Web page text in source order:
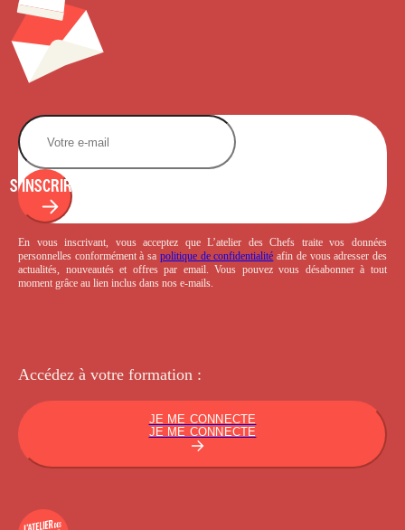
S'INSCRIRE
En vous inscrivant, vous acceptez que L’atelier des Chefs traite vos données
personnelles conformément à sa politique de confidentialité afin de vous adresser des
actualités, nouveautés et offres par email. Vous pouvez vous désabonner à tout
moment grâce au lien inclus dans nos e-mails.
Accédez à votre formation :
JE ME CONNECTE
JE ME CONNECTE